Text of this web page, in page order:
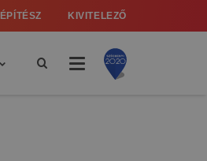
ÉPÍTÉSZ KIVITELEZŐ